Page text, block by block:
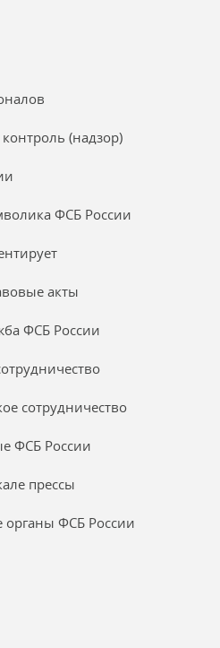
(надзор)
ФСБ России
акты
ФСБ России
сотрудничество
ФСБ России
прессы
органы ФСБ России